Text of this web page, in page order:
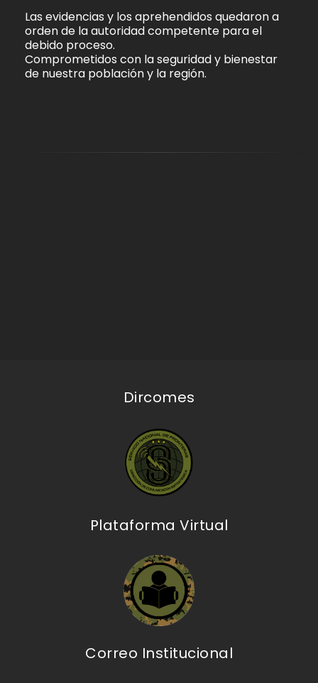
Las evidencias y los aprehendidos quedaron a
orden de la autoridad competente para el
debido proceso.
Comprometidos con la seguridad y bienestar
de nuestra población y la región.
Dircomes
Plataforma Virtual
Correo Institucional